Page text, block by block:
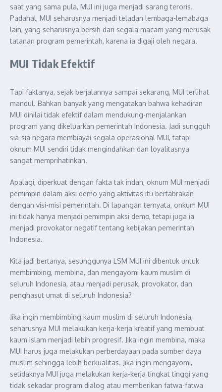
saat yang sama pula, MUI ini juga menjadi sarang teroris.
Padahal, MUI seharusnya menjadi teladan lembaga-lemabaga
lain, yang seharusnya bersih dari segala macam yang merusak
tatanan program pemerintah, karena ia digaji oleh negara.
MUI Tidak Efektif
Tapi faktanya, sejak berjalannya sampai sekarang, MUI terlihat
mandul. Bahkan banyak yang mengatakan bahwa kehadiran
MUI dinilai tidak efektif dalam mendukung-menjalankan
program yang dikeluarkan pemerintah Indonesia. Jadi sungguh
sia-sia negara membiayai segala operasional MUI, tatapi
oknum MUI sendiri tidak mengindahkan dan loyalitasnya
sangat memprihatinkan.
Apalagi, diperkuat dengan fakta tak indah, oknum MUI menjadi
pemimpin dalam aksi demo yang aktivitas itu bertabrakan
dengan visi-misi pemerintah. Di lapangan ternyata, onkum MUI
ini tidak hanya menjadi pemimpin aksi demo, tetapi juga ia
menjadi provokator negatif tentang kebijakan pemerintah
Indonesia.
Kita jadi bertanya, sesunggunya LSM MUI ini dibentuk untuk
membimbing, membina, dan mengayomi kaum muslim di
seluruh Indonesia, atau menjadi perusak, provokator, dan
penghasut umat di seluruh Indonesia?
Jika ingin membimbing kaum muslim di seluruh Indonesia,
seharusnya MUI melakukan kerja-kerja kreatif yang membuat
kaum Islam menjadi lebih progresif. Jika ingin membina, maka
MUI harus juga melakukan perberdayaan pada sumber daya
muslim sehingga lebih berkualitas. Jika ingin mengayomi,
setidaknya MUI juga melakukan kerja-kerja tingkat tinggi yang
tidak sekadar program dialog atau memberikan fatwa-fatwa